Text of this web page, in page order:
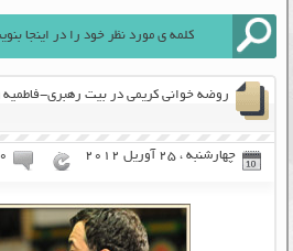
روضه خوانی کریمی در بیت رهبری-فاطمیه۹۱
چهارشنبه ، 25 آوریل 2012 ۰ دیدگاه